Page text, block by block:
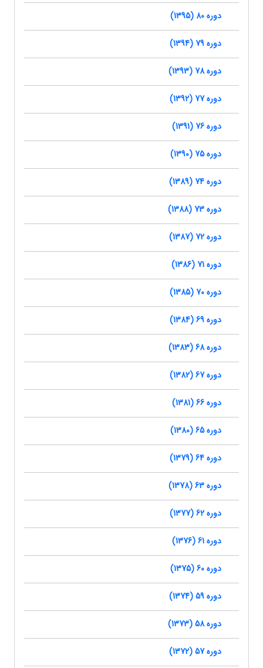
دوره 80 (1395)
دوره 79 (1394)
دوره 78 (1393)
دوره 77 (1392)
دوره 76 (1391)
دوره 75 (1390)
دوره 74 (1389)
دوره 73 (1388)
دوره 72 (1387)
دوره 71 (1386)
دوره 70 (1385)
دوره 69 (1384)
دوره 68 (1383)
دوره 67 (1382)
دوره 66 (1381)
دوره 65 (1380)
دوره 64 (1379)
دوره 63 (1378)
دوره 62 (1377)
دوره 61 (1376)
دوره 60 (1375)
دوره 59 (1374)
دوره 58 (1373)
دوره 57 (1372)